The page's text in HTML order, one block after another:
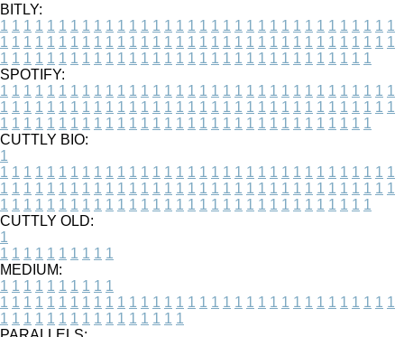
BITLY:
1 1 1 1 1 1 1 1 1 1 1 1 1 1 1 1 1 1 1 1 1 1 1 1 1 1 1 1 1 1 1 1 1 1
1 1 1 1 1 1 1 1 1 1 1 1 1 1 1 1 1 1 1 1 1 1 1 1 1 1 1 1 1 1 1 1 1 1
1 1 1 1 1 1 1 1 1 1 1 1 1 1 1 1 1 1 1 1 1 1 1 1 1 1 1 1 1 1 1 1
SPOTIFY:
1 1 1 1 1 1 1 1 1 1 1 1 1 1 1 1 1 1 1 1 1 1 1 1 1 1 1 1 1 1 1 1 1 1
1 1 1 1 1 1 1 1 1 1 1 1 1 1 1 1 1 1 1 1 1 1 1 1 1 1 1 1 1 1 1 1 1 1
1 1 1 1 1 1 1 1 1 1 1 1 1 1 1 1 1 1 1 1 1 1 1 1 1 1 1 1 1 1 1 1
CUTTLY BIO:
1
1 1 1 1 1 1 1 1 1 1 1 1 1 1 1 1 1 1 1 1 1 1 1 1 1 1 1 1 1 1 1 1 1 1
1 1 1 1 1 1 1 1 1 1 1 1 1 1 1 1 1 1 1 1 1 1 1 1 1 1 1 1 1 1 1 1 1 1
1 1 1 1 1 1 1 1 1 1 1 1 1 1 1 1 1 1 1 1 1 1 1 1 1 1 1 1 1 1 1 1
CUTTLY OLD:
1
1 1 1 1 1 1 1 1 1 1
MEDIUM:
1 1 1 1 1 1 1 1 1 1
1 1 1 1 1 1 1 1 1 1 1 1 1 1 1 1 1 1 1 1 1 1 1 1 1 1 1 1 1 1 1 1 1 1
1 1 1 1 1 1 1 1 1 1 1 1 1 1 1 1